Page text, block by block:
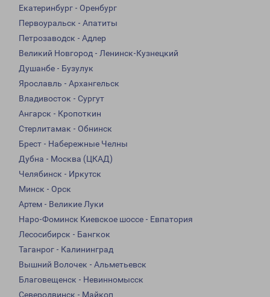
Екатеринбург - Оренбург
Первоуральск - Апатиты
Петрозаводск - Адлер
Великий Новгород - Ленинск-Кузнецкий
Душанбе - Бузулук
Ярославль - Архангельск
Владивосток - Сургут
Ангарск - Кропоткин
Стерлитамак - Обнинск
Брест - Набережные Челны
Дубна - Москва (ЦКАД)
Челябинск - Иркутск
Минск - Орск
Артем - Великие Луки
Наро-Фоминск Киевское шоссе - Евпатория
Лесосибирск - Бангкок
Таганрог - Калининград
Вышний Волочек - Альметьевск
Благовещенск - Невинномысск
Северодвинск - Майкоп